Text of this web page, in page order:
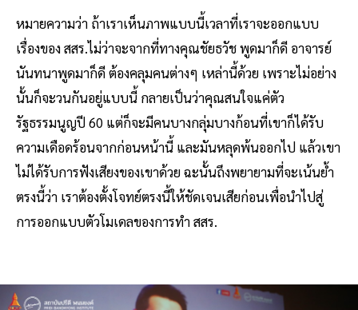
หมายความว่า ถ้าเราเห็นภาพแบบนี้เวลาที่เราจะออกแบบ
เรื่องของ สสร.ไม่ว่าจะจากที่ทางคุณชัยธวัช พูดมาก็ดี อาจารย์
นันทนาพูดมาก็ดี ต้องคลุมคนต่างๆ เหล่านี้ด้วย เพราะไม่อย่าง
นั้นก็จะวนกันอยู่แบบนี้ กลายเป็นว่าคุณสนใจแค่ตัว
รัฐธรรมนูญปี 60 แต่ก็จะมีคนบางกลุ่มบางก้อนที่เขาก็ได้รับ
ความเดือดร้อนจากก่อนหน้านี้ และมันหลุดพ้นออกไป แล้วเขา
ไม่ได้รับการฟังเสียงของเขาด้วย ฉะนั้นถึงพยายามที่จะเน้นย้ำ
ตรงนี้ว่า เราต้องตั้งโจทย์ตรงนี้ให้ชัดเจนเสียก่อนเพื่อนำไปสู่
การออกแบบตัวโมเดลของการทำ สสร.